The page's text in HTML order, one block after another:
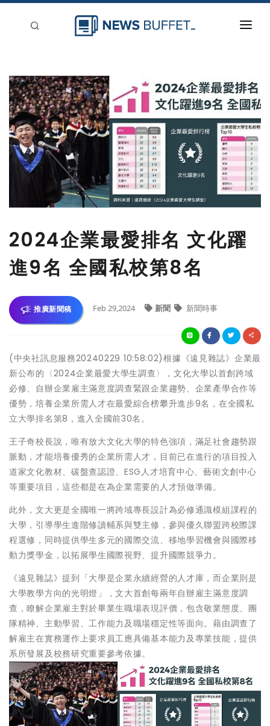
新聞稿分類
登入
刊登
2024企業最愛排名 文化躍
進9名 全國私校第8名
推廣新聞稿 Feb 29,2024 新聞 新聞時事
(中央社訊息服務20240229 10:58:02)根據《遠見雜誌》企業最
新公布的〈2024企業最愛大學生調查〉，文化大學以首創跨域
必修、自辦企業雇主滿意度調查緊跟企業趨勢、企業產學合作等
優勢，培養企業所需人才在最愛綜合榜攀升進步9名，在全國私
立大學排名第8，進入全國前30名。
王子奇校長說，唯有放大文化大學的特色強項，滿足社會趨勢跟
脈動，才能培養優秀的企業所需人才，目前已在進行的項目投入
道家文化教材、碳盤查認證、ESG人才培育中心、藝術文創中心
等重要項目，這些都是在為企業需要的人才預做準備。
此外，文大更是全國唯一將跨域專長設計為必修通識模組課程的
大學，引導學生進階修讀輔系與雙主修，參與優久聯盟跨校際課
程選修，同時提供學生多元的國際交流、移地學習機會與國際移
動力獎學金，以拓展學生國際視野、提升國際競爭力。
《遠見雜誌》提到「大學是企業永續經營的人才庫，而企業則是
大學教學方向的光明燈」，文大首創每兩年自辦雇主滿意度調
查，瞭解企業雇主對於畢業生職場表現評價，包含敬業態度、團
隊精神、主動學習、工作能力及職場穩定性等面向。藉由調查了
解雇主在實務運作上要求員工應具備基本能力及專業技能，提供
系所發展及校務研究重要參考依據。